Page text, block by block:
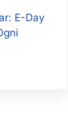
E-Day